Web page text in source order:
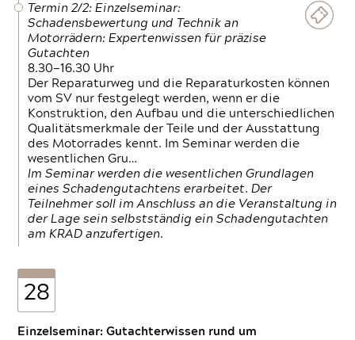
Termin 2/2: Einzelseminar:
Schadensbewertung und Technik an
Motorrädern: Expertenwissen für präzise
Gutachten
8.30—16.30 Uhr
Der Reparaturweg und die Reparaturkosten können
vom SV nur festgelegt werden, wenn er die
Konstruktion, den Aufbau und die unterschiedlichen
Qualitätsmerkmale der Teile und der Ausstattung
des Motorrades kennt. Im Seminar werden die
wesentlichen Gru…
Im Seminar werden die wesentlichen Grundlagen
eines Schadengutachtens erarbeitet. Der
Teilnehmer soll im Anschluss an die Veranstaltung in
der Lage sein selbstständig ein Schadengutachten
am KRAD anzufertigen.
28
Einzelseminar: Gutachterwissen rund um